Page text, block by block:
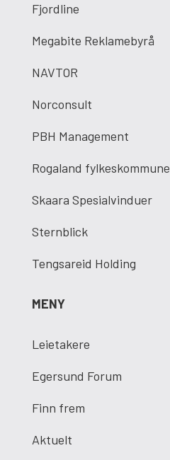
Fjordline
Megabite Reklamebyrå
NAVTOR
Norconsult
PBH Management
Rogaland fylkeskommune
Skaara Spesialvinduer
Sternblick
Tengsareid Holding
MENY
Leietakere
Egersund Forum
Finn frem
Aktuelt